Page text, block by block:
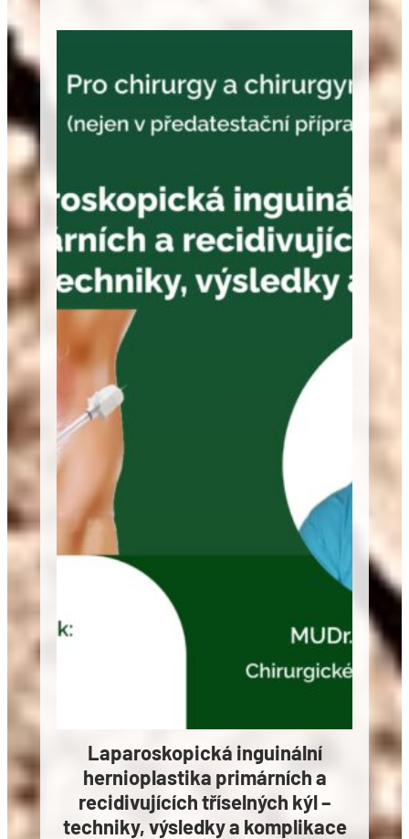
Laparoskopická inguinální
hernioplastika primárních a
recidivujících tříselných kýl –
techniky, výsledky a komplikace